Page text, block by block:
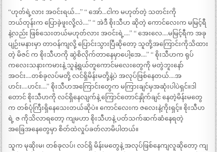
“ဟုတ်ရဲ့လား အဝင်းရယ်….” “ အော်…ငါက မဟုတ်တဲ့ သတင်းကို
ဘယ်တုန်းက ပြောခဲ့ဖူးလို့လဲ….” “ အဲဒီ စိုးသီဟ ဆိုတဲ့ ကောင်လေးက မမြင့်ရီ
နဲ့လည်း ဖြစ်သေးတယ်မဟုတ်လား အဝင်းရဲ့….” “ အေးလေ….မမြင့်ရီက အခု
ပျဉ်းမနားမှာ တာဝန်ကျလို့ ပြောင်းသွားပြီဆိုတော့ သူတို့အကြောင်းကိုသိထား
တဲ့ မိဇင် က စိုးသီဟကို ဆွဲစိလိုက်တာနေမှာပေါ့အေ….” “ စိုးသီဟက ရုပ်
ကလေးသနားကမားနဲ့ သူနဲ့ရွယ်တူကောင်မလေးတွေကို မတွဲဘူးနော်
အဝင်း….တစ်ခုလပ်မတို့ လင်ရှိမိန်းမတို့နဲ့ပဲ အလုပ်ဖြစ်နေတယ်….အ
ဟင်း….ဟင်း….” စိုးသီဟအကြောင်းတွေက မကြားချင်မှအဆုံးပါပဲရှင်။ဒါ
တောင် စိုးသီဟကို လင်ရှိနေလျက်နဲ့ ကြောင်တောင်နှိုက်ချင် နေတဲ့မိန်းမတွေ
က တစ်ပုံကြီးရှိနေသေးတယ်ဆိုပဲ။ ကောင်လေးက ဇလေးနဲ့ကိုးရှင့်။ စိုးသီဟ
ရဲ့ ဇ ကိုသိလာရတော့ ကျမဟာ စိုးသီဟနဲ့ ပတ်သက်ဆက်ဆံနေရတဲ့
အခြေအနေတွေမှာ စိတ်ထဲလှုပ်ခတ်လာမိပါတယ်။
သူက မုဆိုးမ၊ တစ်ခုလပ်၊ လင်ရှိ မိန်းမတွေနဲ့ အလုပ်ဖြစ်နေကျလူဆိုတော့ ကျ